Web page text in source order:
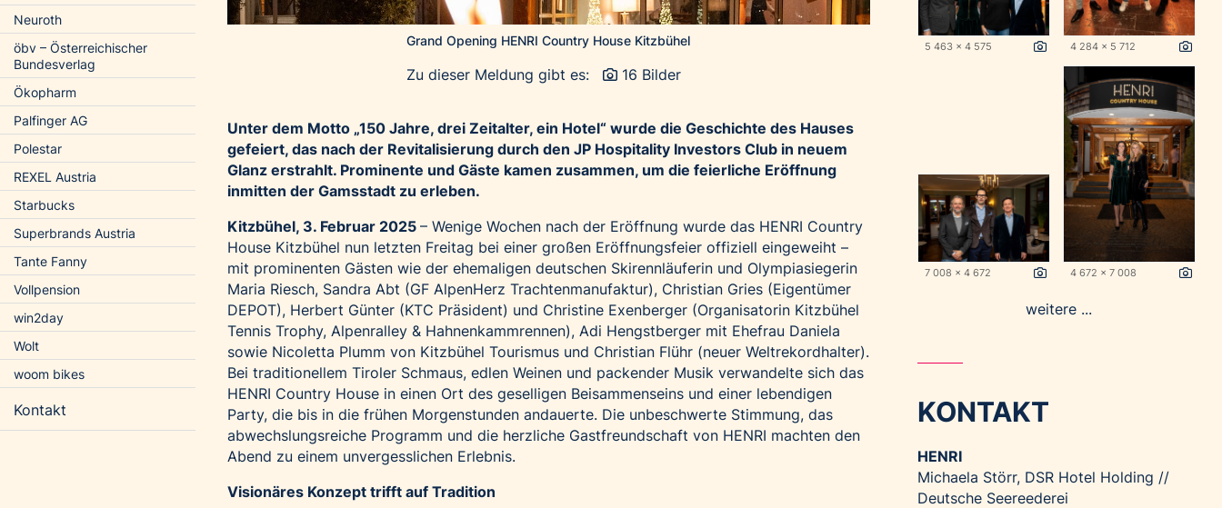
Neuroth
öbv – Österreichischer
Bundesverlag
Ökopharm
Palfinger AG
Polestar
REXEL Austria
Starbucks
Superbrands Austria
Tante Fanny
Vollpension
win2day
Wolt
woom bikes
Kontakt
Grand Opening HENRI Country House Kitzbühel
Zu dieser Meldung gibt es: 16 Bilder
Unter dem Motto „150 Jahre, drei Zeitalter, ein Hotel“ wurde die Geschichte des Hauses
gefeiert, das nach der Revitalisierung durch den JP Hospitality Investors Club in neuem
Glanz erstrahlt. Prominente und Gäste kamen zusammen, um die feierliche Eröffnung
inmitten der Gamsstadt zu erleben.
Kitzbühel, 3. Februar 2025 – Wenige Wochen nach der Eröffnung wurde das HENRI Country
House Kitzbühel nun letzten Freitag bei einer großen Eröffnungsfeier offiziell eingeweiht –
mit prominenten Gästen wie der ehemaligen deutschen Skirennläuferin und Olympiasiegerin
Maria Riesch, Sandra Abt (GF AlpenHerz Trachtenmanufaktur), Christian Gries (Eigentümer
DEPOT), Herbert Günter (KTC Präsident) und Christine Exenberger (Organisatorin Kitzbühel
Tennis Trophy, Alpenralley & Hahnenkammrennen), Adi Hengstberger mit Ehefrau Daniela
sowie Nicoletta Plumm von Kitzbühel Tourismus und Christian Flühr (neuer Weltrekordhalter).
Bei traditionellem Tiroler Schmaus, edlen Weinen und packender Musik verwandelte sich das
HENRI Country House in einen Ort des geselligen Beisammenseins und einer lebendigen
Party, die bis in die frühen Morgenstunden andauerte. Die unbeschwerte Stimmung, das
abwechslungsreiche Programm und die herzliche Gastfreundschaft von HENRI machten den
Abend zu einem unvergesslichen Erlebnis.
Visionäres Konzept trifft auf Tradition
5 463 x 4 575 4 284 x 5 712
7 008 x 4 672 4 672 x 7 008
weitere ...
KONTAKT
HENRI
Michaela Störr, DSR Hotel Holding //
Deutsche Seereederei